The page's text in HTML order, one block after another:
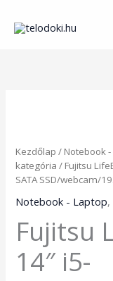
content
Kezdőlap / Notebook
kategória / Fujitsu
SATA SSD/webcam/
Notebook - Laptop,
Fujitsu
14″ i5-
i5-
10210u/16GB/256GB
SATA
SSD/webcam/
mennyiség